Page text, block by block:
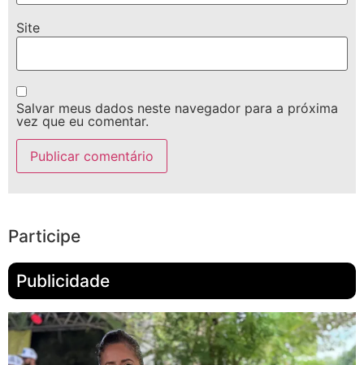
Site
Salvar meus dados neste navegador para a próxima
vez que eu comentar.
Participe
Publicidade